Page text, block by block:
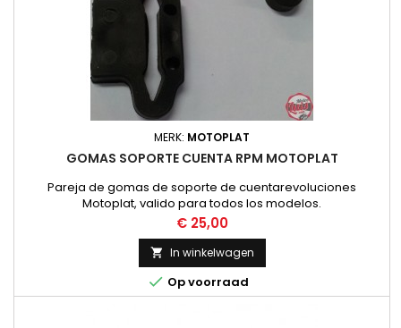
MERK: MOTOPLAT
GOMAS SOPORTE CUENTA RPM MOTOPLAT
Pareja de gomas de soporte de cuentarevoluciones
Motoplat, valido para todos los modelos.
Prijs
€ 25,00
 In winkelwagen
 Op voorraad